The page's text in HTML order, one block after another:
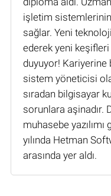
işletim sistemlerinin
sağlar. Yeni
ederek yeni
duyuyor! Kariyerine
sistem yöneticisi
sıradan bilgisayar
sorunlara aşinadır.
muhasebe
yılında Hetman
arasında yer aldı.